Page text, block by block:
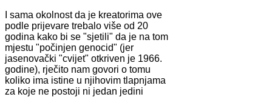
I sama okolnost da je kreatorima ove
podle prijevare trebalo više od 20
godina kako bi se "sjetili" da je na tom
mjestu "počinjen genocid" (jer
jasenovački "cvijet" otkriven je 1966.
godine), rječito nam govori o tomu
koliko ima istine u njihovim tlapnjama
za koje ne postoji ni jedan jedini